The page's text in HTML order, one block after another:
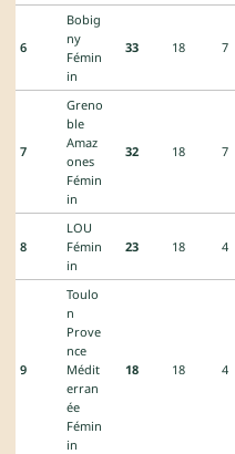
6
Bobig
ny
Fémin
in
33 18 7
7
Greno
ble
Amaz
ones
Fémin
in
32 18 7
8
LOU
Fémin
in
23 18 4
9
Toulo
n
Prove
nce
Médit
erran
ée
Fémin
in
18 18 4